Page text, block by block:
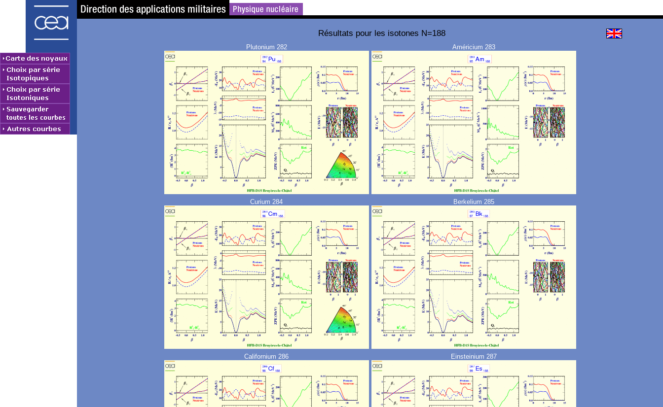
Résultats pour les isotones N=188
Plutonium 282 Américium 283
Curium 284 Berkelium 285
Californium 286 Einsteinium 287